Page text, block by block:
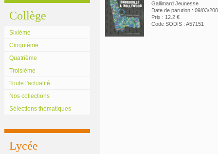
Collège
Sixième
Cinquième
Quatrième
Troisième
Toute l'actualité
Nos collections
Sélections thématiques
Lycée
Gallimard Jeunesse
Date de parution : 09/03/
Prix : 12.2 €
Code SODIS : A57151